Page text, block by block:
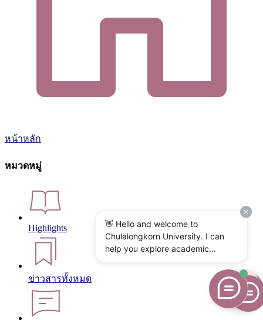
หน้าหลัก
หมวดหมู่
Highlights
ข่าวสารทั้งหมด
👋 Hello and welcome to
Chulalongkorn University. I can
help you explore academic